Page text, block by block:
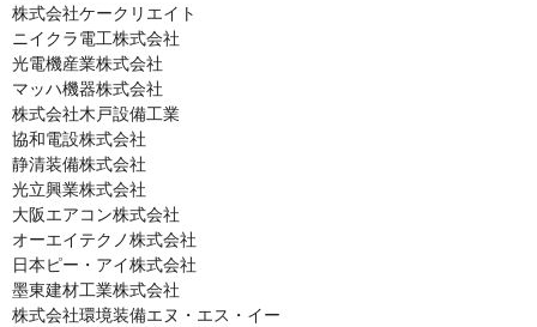
株式会社ケークリエイト
ニイクラ電工株式会社
光電機産業株式会社
マッハ機器株式会社
株式会社木戸設備工業
協和電設株式会社
静清装備株式会社
光立興業株式会社
大阪エアコン株式会社
オーエイテクノ株式会社
日本ピー・アイ株式会社
墨東建材工業株式会社
株式会社環境装備エヌ・エス・イー